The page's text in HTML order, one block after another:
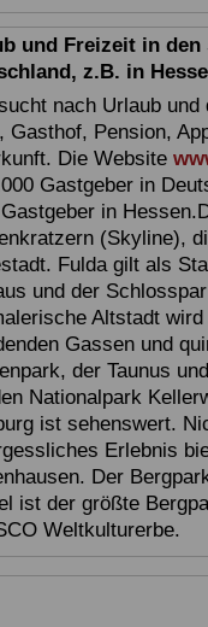
und Freizeit in
z.B. in
nach Urlaub
Gasthof, Pension,
Die Website
Gastgeber in
in
(Skyline),
Fulda gilt als
und der
Altstadt
Gassen und
der Taunus
Nationalpark
ist sehenswert.
Erlebnis
Der
ist der größte
Weltkulturerbe.